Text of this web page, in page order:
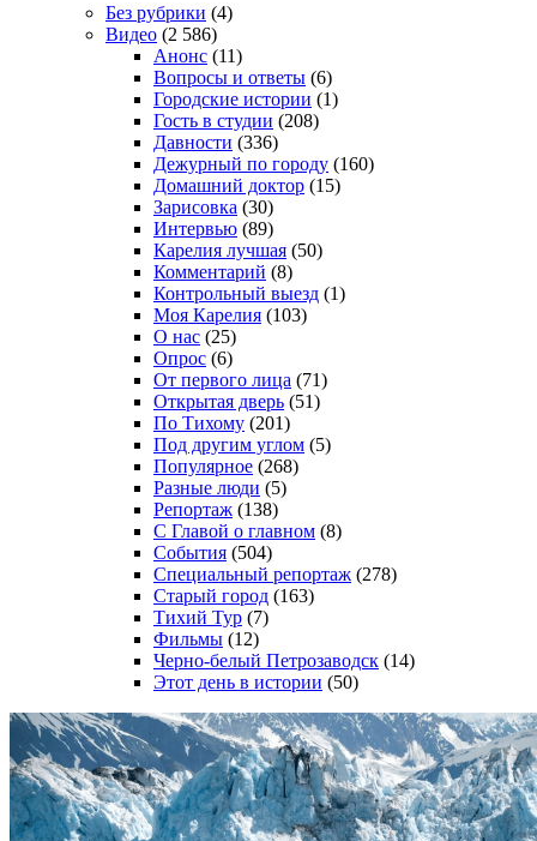
Без рубрики (4)
Видео (2 586)
Анонс (11)
Вопросы и ответы (6)
Городские истории (1)
Гость в студии (208)
Давности (336)
Дежурный по городу (160)
Домашний доктор (15)
Зарисовка (30)
Интервью (89)
Карелия лучшая (50)
Комментарий (8)
Контрольный выезд (1)
Моя Карелия (103)
О нас (25)
Опрос (6)
От первого лица (71)
Открытая дверь (51)
По Тихому (201)
Под другим углом (5)
Популярное (268)
Разные люди (5)
Репортаж (138)
С Главой о главном (8)
События (504)
Специальный репортаж (278)
Старый город (163)
Тихий Тур (7)
Фильмы (12)
Черно-белый Петрозаводск (14)
Этот день в истории (50)